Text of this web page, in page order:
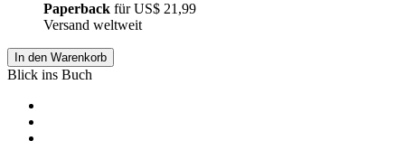
Paperback fürUS$ 21,99
Versand weltweit
In den Warenkorb
Blick ins Buch